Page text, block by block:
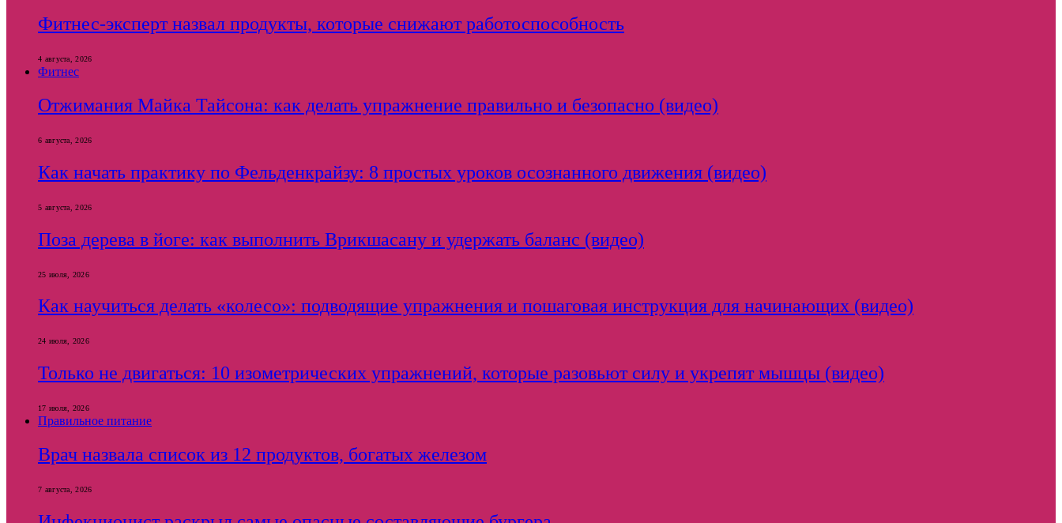
Фитнес-эксперт назвал продукты, которые снижают работоспособность
4 августа, 2026
Фитнес
Отжимания Майка Тайсона: как делать упражнение правильно и безопасно (видео)
6 августа, 2026
Как начать практику по Фельденкрайзу: 8 простых уроков осознанного движения (видео)
5 августа, 2026
Поза дерева в йоге: как выполнить Врикшасану и удержать баланс (видео)
25 июля, 2026
Как научиться делать «колесо»: подводящие упражнения и пошаговая инструкция для начинающих (видео)
24 июля, 2026
Только не двигаться: 10 изометрических упражнений, которые разовьют силу и укрепят мышцы (видео)
17 июля, 2026
Правильное питание
Врач назвала список из 12 продуктов, богатых железом
7 августа, 2026